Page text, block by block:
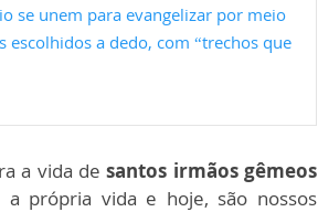
se unem para evangelizar por meio
escolhidos a dedo, com “trechos que
a vida desantos irmãos gêmeos
própria vida e hoje, são nossos